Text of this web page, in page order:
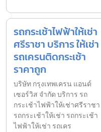
รถกระเช้าไฟฟ้าให้เช่า
ศรีราชา บริการ ให้เช่า
รถเครนติดกระเช้า
ราคาถูก
บริษัท กรุงเทพเครน แอนด์
เซอร์วิส จำกัด บริการ รถ
กระเช้าไฟฟ้าให้เช่าศรีราชา
รถกระเช้าให้เช่า รถกระเช้า
ไฟฟ้าให้เช่า รถเคร